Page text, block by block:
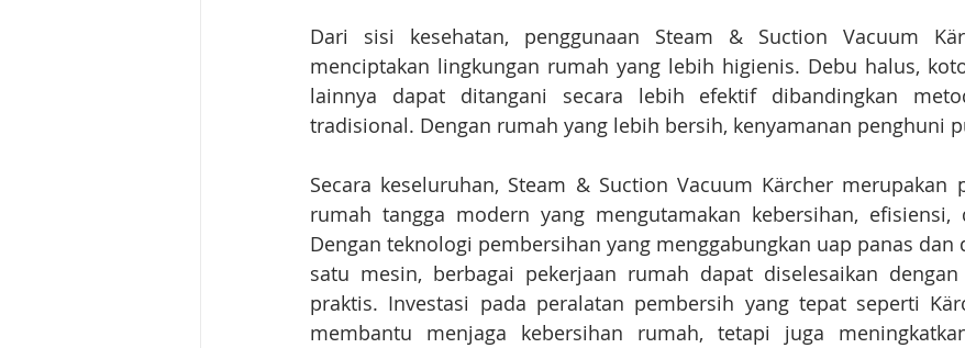
Dari sisi kesehatan, penggunaan Steam & Suction Vacuum
menciptakan lingkungan rumah yang lebih higienis. Debu halus,
lainnya dapat ditangani secara lebih efektif dibandingkan
tradisional. Dengan rumah yang lebih bersih, kenyamanan penghuni
Secara keseluruhan, Steam & Suction Vacuum Kärcher merupakan
rumah tangga modern yang mengutamakan kebersihan, efisiensi,
Dengan teknologi pembersihan yang menggabungkan uap panas dan
satu mesin, berbagai pekerjaan rumah dapat diselesaikan
praktis. Investasi pada peralatan pembersih yang tepat seperti
membantu menjaga kebersihan rumah, tetapi juga